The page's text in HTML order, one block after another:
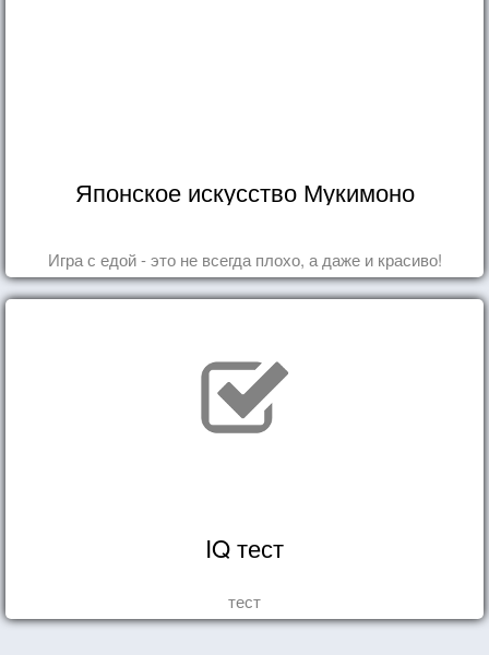
Японское искусство Мукимоно
Игра с едой - это не всегда плохо, а даже и красиво!
IQ тест
тест